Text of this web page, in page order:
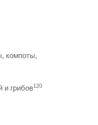
компоты,
и грибов120